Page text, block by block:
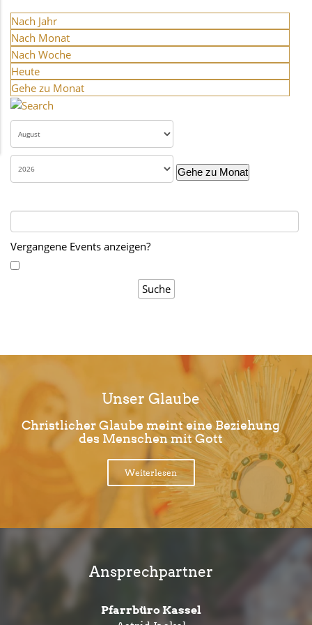
Nach Jahr
Nach Monat
Nach Woche
Heute
Gehe zu Monat
Gehe zu Monat
Vergangene Events anzeigen?
Unser Glaube
Christlicher Glaube meint eine Beziehung
des Menschen mit Gott
Weiterlesen
Ansprechpartner
Pfarrbüro Kassel